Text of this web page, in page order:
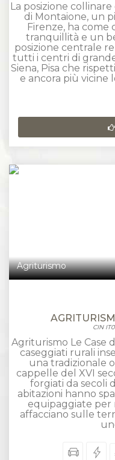
La posizione
di Montaione, un
Firenze, ha come
tranquillità e un
posizione centrale
tutti i centri di
Siena, Pisa che
e ancora più vicine
Agriturismo
CIN
Agriturismo Le Case
caseggiati rurali
una tradizionale
cappelle del XVI
forgiati da secoli
abitazioni hanno
equipaggiate per
affacciano sulle